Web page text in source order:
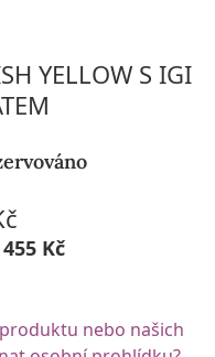
YELLOW S IGI
Kč
nebo našich